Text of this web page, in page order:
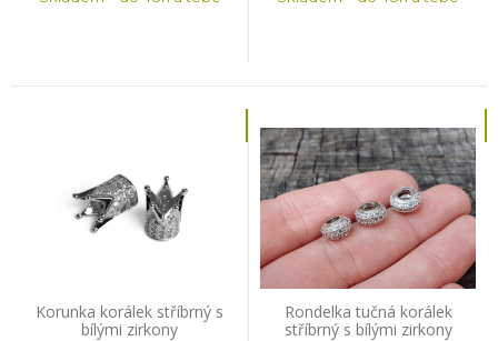
Korunka korálek stříbrný s
bílými zirkony
Rondelka tučná korálek
stříbrný s bílými zirkony